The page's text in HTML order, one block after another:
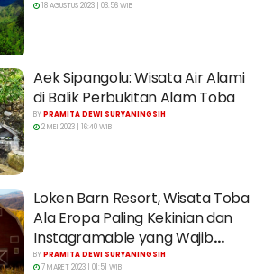
18 AGUSTUS 2023 | 03:56 WIB
Aek Sipangolu: Wisata Air Alami
di Balik Perbukitan Alam Toba
BYPRAMITA DEWI SURYANINGSIH
2 MEI 2023 | 16:40 WIB
Loken Barn Resort, Wisata Toba
Ala Eropa Paling Kekinian dan
Instagramable yang Wajib
Dikunjungi
BYPRAMITA DEWI SURYANINGSIH
7 MARET 2023 | 01:51 WIB